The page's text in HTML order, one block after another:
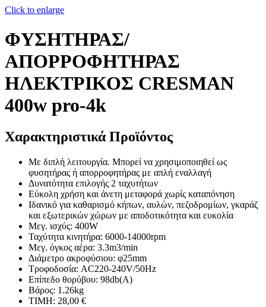
Click to enlarge
ΦΥΣΗΤΗΡΑΣ/
ΑΠΟΡΡΟΦΗΤΗΡΑΣ
ΗΛΕΚΤΡΙΚΟΣ CRESMAN
400w pro-4k
Χαρακτηριστικά Προϊόντος
Με διπλή λειτουργία. Μπορεί να χρησιμοποιηθεί ως
φυσητήρας ή απορροφητήρας με απλή εναλλαγή
Δυνατότητα επιλογής 2 ταχυτήτων
Εύκολη χρήση και άνετη μεταφορά χωρίς καταπόνηση
Ιδανικό για καθαρισμό κήπων, αυλών, πεζοδρομίων, γκαράζ
και εξωτερικών χώρων με αποδοτικότητα και ευκολία
Μεγ. ισχύς: 400W
Ταχύτητα κινητήρα: 6000-14000rpm
Μεγ. όγκος αέρα: 3.3m3/min
Διάμετρο ακροφύσιου: φ25mm
Τροφοδοσία: AC220-240V/50Hz
Επίπεδο θορύβου: 98db(A)
Βάρος: 1.26kg
ΤΙΜΗ: 28,00 €